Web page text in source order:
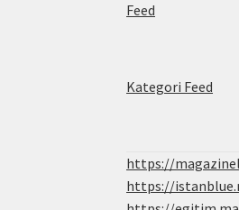
Feed
Kategori Feed
https://
https://